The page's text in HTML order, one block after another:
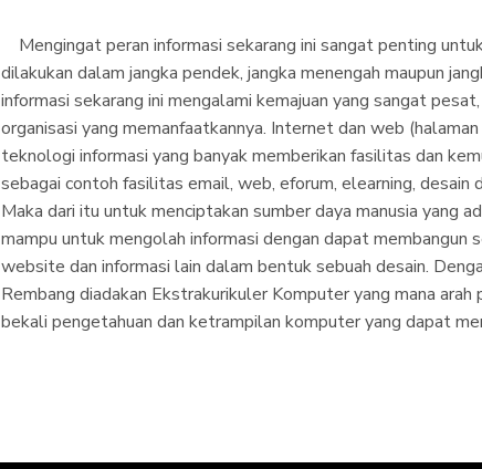
Mengingat peran informasi sekarang ini sangat penting
dilakukan dalam jangka pendek, jangka menengah maupun
informasi sekarang ini mengalami kemajuan yang sangat
organisasi yang memanfaatkannya. Internet dan web
teknologi informasi yang banyak memberikan fasilitas dan
sebagai contoh fasilitas email, web, eforum, elearning, desain
Maka dari itu untuk menciptakan sumber daya manusia yang
mampu untuk mengolah informasi dengan dapat membangun
website dan informasi lain dalam bentuk sebuah desain.
Rembang diadakan Ekstrakurikuler Komputer yang mana
bekali pengetahuan dan ketrampilan komputer yang dapat